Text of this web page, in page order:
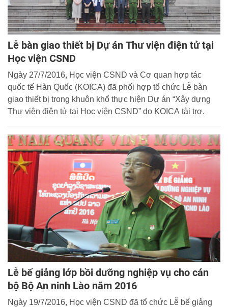
Lễ bàn giao thiết bị Dự án Thư viện điện tử tại
Học viện CSND
Ngày 27/7/2016, Học viện CSND và Cơ quan hợp tác
quốc tế Hàn Quốc (KOICA) đã phối hợp tổ chức Lễ bàn
giao thiết bị trong khuôn khổ thực hiện Dự án “Xây dựng
Thư viện điện tử tại Học viện CSND” do KOICA tài trợ.
Lễ bế giảng lớp bồi dưỡng nghiệp vụ cho cán
bộ Bộ An ninh Lào năm 2016
Ngày 19/7/2016, Học viện CSND đã tổ chức Lễ bế giảng